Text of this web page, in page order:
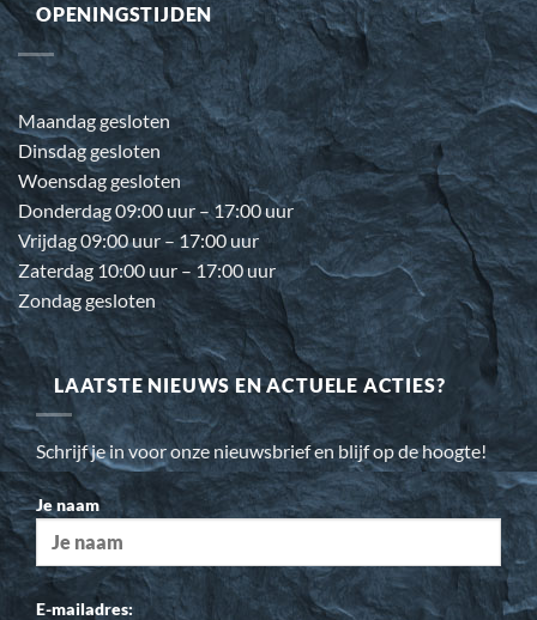
OPENINGSTIJDEN
Maandag gesloten
Dinsdag gesloten
Woensdag gesloten
Donderdag 09:00 uur – 17:00 uur
Vrijdag 09:00 uur – 17:00 uur
Zaterdag 10:00 uur – 17:00 uur
Zondag gesloten
LAATSTE NIEUWS EN ACTUELE ACTIES?
Schrijf je in voor onze nieuwsbrief en blijf op de hoogte!
Je naam
E-mailadres: